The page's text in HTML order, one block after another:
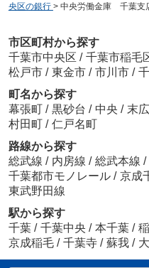
央区の銀行 > 中央労働金庫 千葉支
市区町村から探す
千葉市中央区 / 千葉市稲毛
松戸市 / 東金市 / 市川市 /
町名から探す
幕張町 / 黒砂台 / 中央 / 末広
村田町 / 仁戸名町
路線から探す
総武線 / 内房線 / 総武本線 /
千葉都市モノレール / 京成
東武野田線
駅から探す
千葉 / 千葉中央 / 本千葉 /
京成稲毛 / 千葉寺 / 蘇我 /